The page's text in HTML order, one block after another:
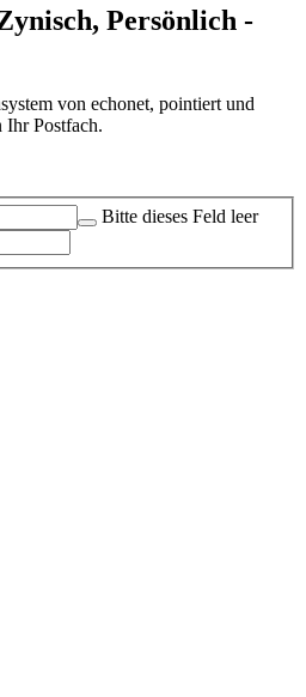
Persönlich -
von echonet, pointiert und
Postfach.
Bitte dieses Feld leer